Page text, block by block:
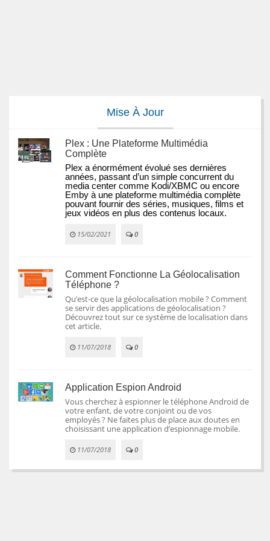
Mise À Jour
Plex : Une Plateforme Multimédia
Complète
Plex a énormément évolué ses dernières
années, passant d’un simple concurrent du
media center comme Kodi/XBMC ou encore
Emby à une plateforme multimédia complète
pouvant fournir des séries, musiques, films et
jeux vidéos en plus des contenus locaux.
15/02/2021 0
Comment Fonctionne La Géolocalisation
Téléphone ?
Qu’est-ce que la géolocalisation mobile ? Comment
se servir des applications de géolocalisation ?
Découvrez tout sur ce système de localisation dans
cet article.
11/07/2018 0
Application Espion Android
Vous cherchez à espionner le téléphone Android de
votre enfant, de votre conjoint ou de vos
employés ? Ne faites plus de place aux doutes en
choisissant une application d’espionnage mobile.
11/07/2018 0